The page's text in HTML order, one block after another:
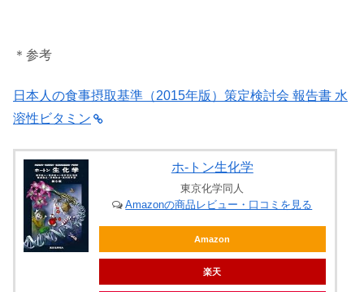
＊参考
日本人の食事摂取基準（2015年版）策定検討会 報告書 水
溶性ビタミン
ホ-トン生化学
東京化学同人
Amazonの商品レビュー・口コミを見る
Amazon
楽天